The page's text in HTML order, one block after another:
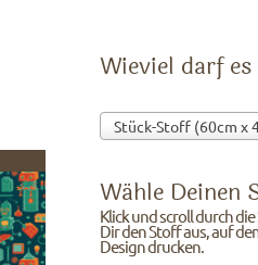
Wieviel darf es
Wähle Deinen
Klick und scroll durch
Dir den Stoff aus, auf
Design drucken.